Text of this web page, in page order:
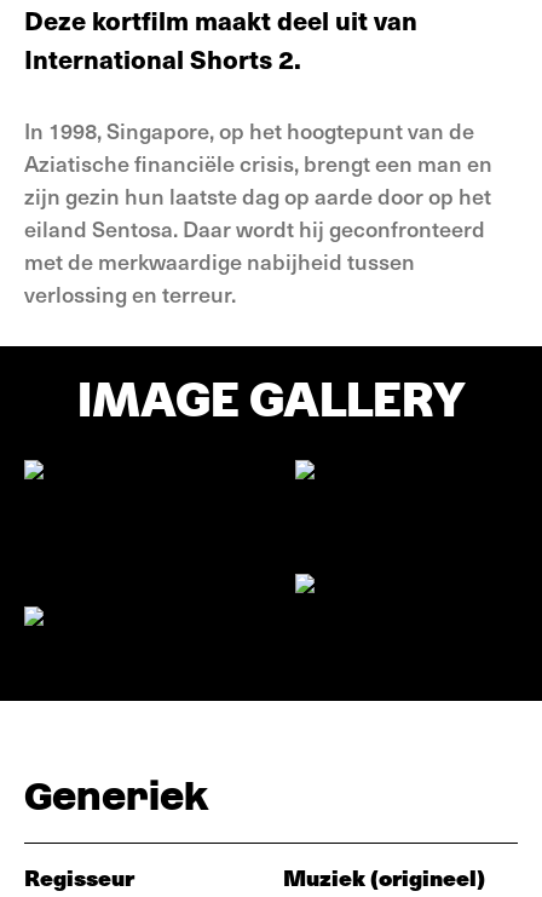
Deze kortfilm maakt deel uit van
International Shorts 2.
In 1998, Singapore, op het hoogtepunt van de
Aziatische financiële crisis, brengt een man en
zijn gezin hun laatste dag op aarde door op het
eiland Sentosa. Daar wordt hij geconfronteerd
met de merkwaardige nabijheid tussen
verlossing en terreur.
IMAGE GALLERY
Generiek
Regisseur Muziek (origineel)